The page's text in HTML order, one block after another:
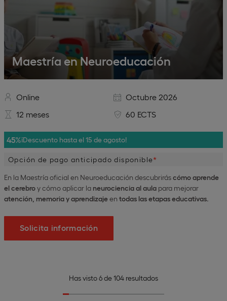
Maestría en Neuroeducación
Online
Octubre 2026
12 meses
60 ECTS
45%¡Descuento hasta el 15 de agosto!
Opción de pago anticipado disponible
En la Maestría oficial en Neuroeducación descubriráscómo aprende
el cerebroy cómo aplicar la neurociencia al aula para mejorar
atención, memoria y aprendizajeen todas las etapas educativas.
Solicita información
Has visto6de104 resultados